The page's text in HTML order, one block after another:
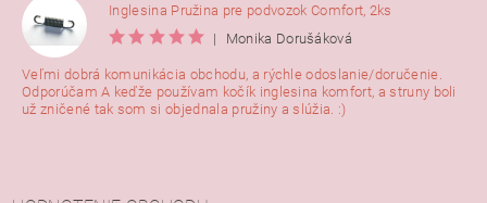
Inglesina Pružina pre podvozok Comfort, 2ks
|
Monika Dorušáková
Veľmi dobrá komunikácia obchodu, a rýchle odoslanie/doručenie.
Odporúčam A keďže používam kočík inglesina komfort, a struny boli
už zničené tak som si objednala pružiny a slúžia. :)